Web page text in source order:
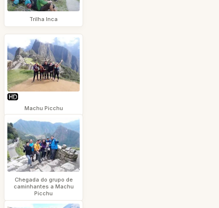
Trilha Inca
Machu Picchu
Chegada do grupo de
caminhantes a Machu
Picchu